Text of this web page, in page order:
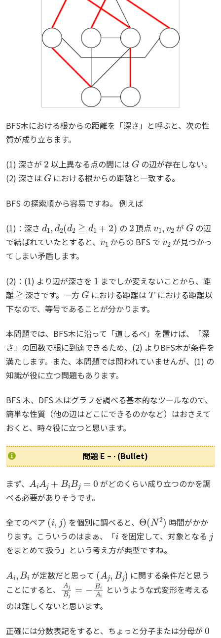
BFS木における根からの距離を「深さ」と呼ぶと、次の性
質が成り立ちます。
(1) 深さが 以上異なる点の間には
の辺が存在しない。
(2) 深さは
G
における根からの距離と一致する。
BFS の探索順から容易ですね。 例えば
(1)：深さ
2 2 2
の 頂点 が
の辺
で結ばれていたとすると、
v1
からの BFS で
v2
が見つかっ
てしまい矛盾します。
(2)：(1) より辺が深さを
までしか変えないことから、距
離
≧
深さです。一方
G
における距離は
T
における距離以
下なので、等号であることが分かります。
本問題では、BFS木に沿って「道しるべ」を置けば、「深
さ」の回数で根に到達できるため、(2) よりBFS木が条件を
満たします。また、本問題では問われていませんが、(1) の
知識が役に立つ問題もあります。
BFS 木、DFS 木はグラフを調べる基本的なツールなので、
簡単な性質（他の辺はどこにできるのかなど）はおさえて
おくと、時々役に立つと思います。
問題 E – ∙ (Bullet)
まず、
がどのくらい成り立つのかを調
べる必要がありそうです。
全てのペア
(
を個別に調べると、
( 2)
時間がかか
ります。こういうのはまぁ、「
i
を固定して、対象となる
をまとめて扱う」という考え方が典型ですね。
が定数だと思って
(A
に関する条件だと思う
ことにすると、
AjBj =− B iAi
というような式変形を考える
のは難しくないと思います。
正確には分数表記をすると、ちょっと分子または分母が